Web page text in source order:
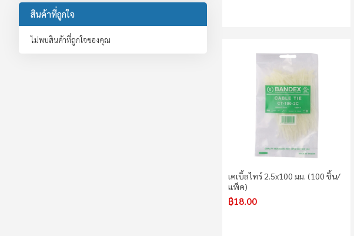
เคเบิ้ลไทร์ 2.5x100 มม. (100 ชิ้น/
แพ็ค)
฿18.00
สินค้าที่ถูกใจ
ไม่พบสินค้าที่ถูกใจของคุณ